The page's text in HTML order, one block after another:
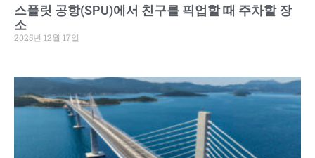
스플릿 공항(SPU)에서 친구를 픽업할 때 주차할 장
소
2025년 12월 17일